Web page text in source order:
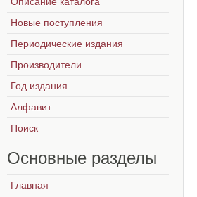
Новые поступления
Периодические издания
Производители
Год издания
Алфавит
Поиск
Основные разделы
Главная